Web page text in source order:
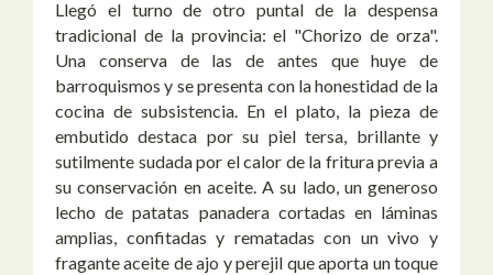
Llegó el turno de otro puntal de la despensa
tradicional de la provincia: el "Chorizo de orza".
Una conserva de las de antes que huye de
barroquismos y se presenta con la honestidad de la
cocina de subsistencia. En el plato, la pieza de
embutido destaca por su piel tersa, brillante y
sutilmente sudada por el calor de la fritura previa a
su conservación en aceite. A su lado, un generoso
lecho de patatas panadera cortadas en láminas
amplias, confitadas y rematadas con un vivo y
fragante aceite de ajo y perejil que aporta un toque